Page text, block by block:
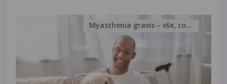
Myasthenia gravis – vše, co...